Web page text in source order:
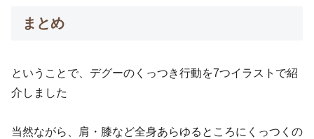
まとめ
ということで、デグーのくっつき行動を7つイラストで紹
介しました
当然ながら、肩・膝など全身あらゆるところにくっつくの